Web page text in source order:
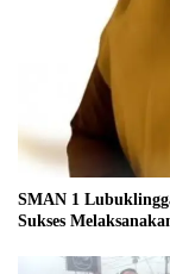
SMAN 1